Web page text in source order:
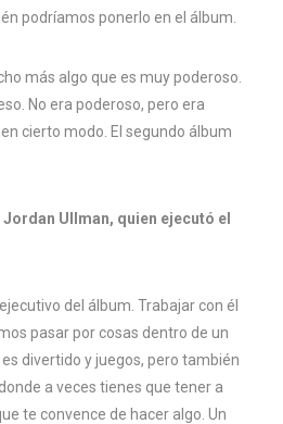
podríamos ponerlo en el álbum.
más algo que es muy poderoso.
No era poderoso, pero era
cierto modo. El segundo álbum
Ullman, quien ejecutó el
del álbum. Trabajar con él
pasar por cosas dentro de un
divertido y juegos, pero también
a veces tienes que tener a
te convence de hacer algo. Un